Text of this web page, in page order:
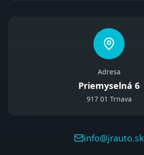
Adresa
Priemyselná 6
917 01 Trnava
info@jrauto.sk